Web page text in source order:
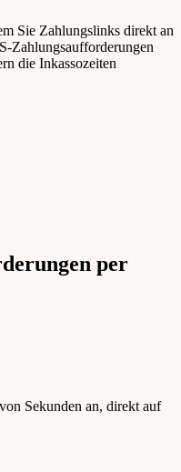
Sie Zahlungslinks direkt an
Zahlungsaufforderungen
die Inkassozeiten
per
Sekunden an, direkt auf